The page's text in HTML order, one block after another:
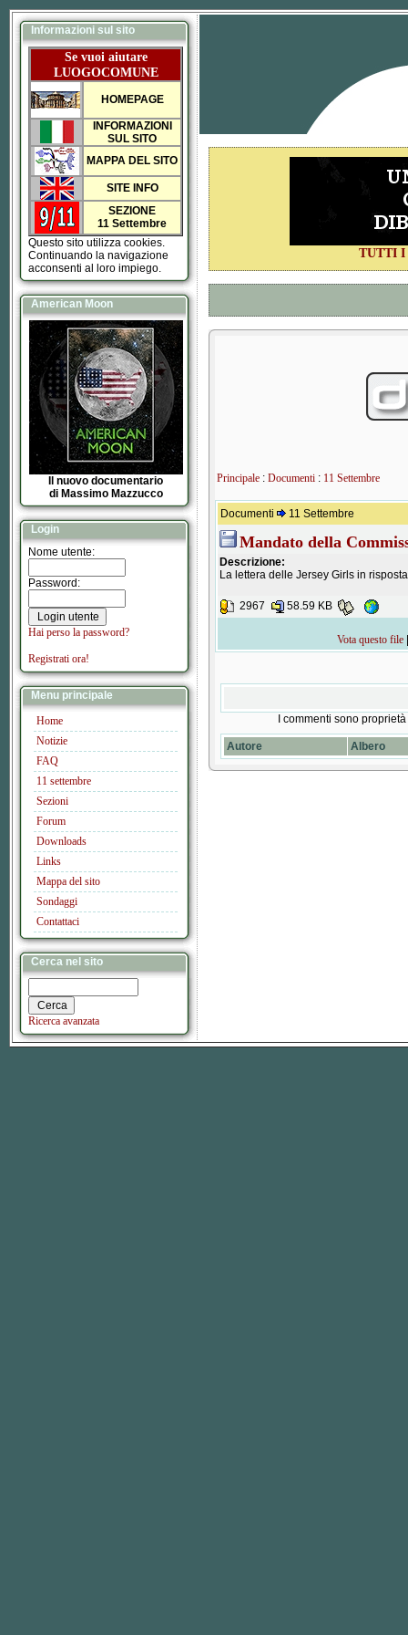
Informazioni sul sito
Se vuoi aiutare
LUOGOCOMUNE
HOMEPAGE
INFORMAZIONI
SUL SITO
MAPPA DEL SITO
SITE INFO
SEZIONE
11 Settembre
Questo sito utilizza cookies.
Continuando la navigazione
acconsenti al loro impiego.
American Moon
Il nuovo documentario
di Massimo Mazzucco
Login
Nome utente:
Password:
Hai perso la password?
Registrati ora!
Menu principale
Home
Notizie
FAQ
11 settembre
Sezioni
Forum
Downloads
Links
Mappa del sito
Sondaggi
Contattaci
Cerca nel sito
Ricerca avanzata
TUTTI I
Principale : Documenti : 11 Settembre
Documenti 11 Settembre
Mandato della
Descrizione:
La lettera delle Jersey Girls in
2967 58.59 KB
Vota questo file
I commenti sono
Autore Albero